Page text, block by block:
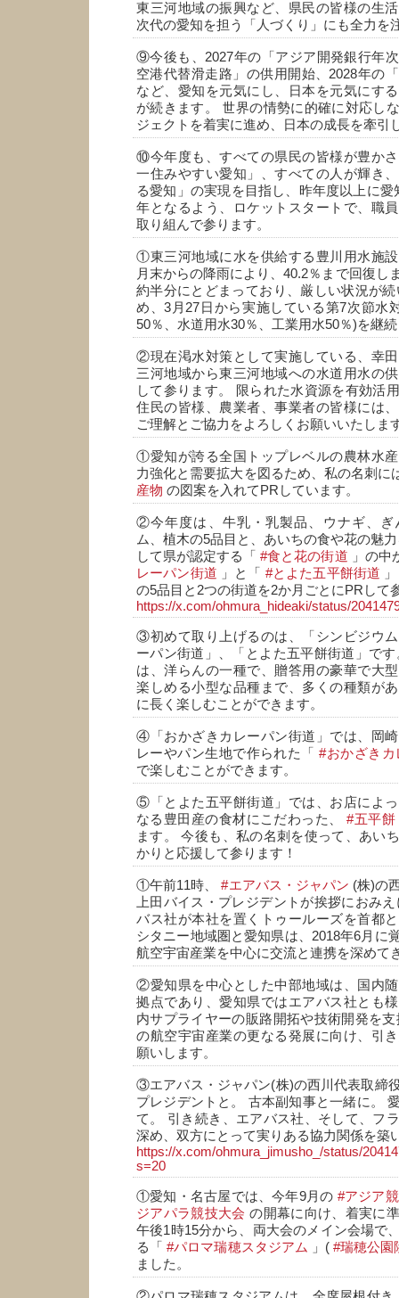
東三河地域の振興など、県民の皆様の生
次代の愛知を担う「人づくり」にも全力を
⑨今後も、2027年の「アジア開発銀行年
空港代替滑走路」の供用開始、2028年の
など、愛知を元気にし、日本を元気にす
が続きます。 世界の情勢に的確に対応し
ジェクトを着実に進め、日本の成長を牽引
⑩今年度も、すべての県民の皆様が豊か
一住みやすい愛知」、すべての人が輝き
る愛知」の実現を目指し、昨年度以上に
年となるよう、ロケットスタートで、職
取り組んで参ります。
①東三河地域に水を供給する豊川用水施
月末からの降雨により、40.2％まで回復し
約半分にとどまっており、厳しい状況が
め、3月27日から実施している第7次節水
50％、水道用水30％、工業用水50％)を継
②現在渇水対策として実施している、幸
三河地域から東三河地域への水道用水の
して参ります。 限られた水資源を有効活
住民の皆様、農業者、事業者の皆様には
ご理解とご協力をよろしくお願いいたしま
①愛知が誇る全国トップレベルの農林水
力強化と需要拡大を図るため、私の名刺に
産物 の図案を入れてPRしています。
②今年度は、牛乳・乳製品、ウナギ、ぎ
ム、植木の5品目と、あいちの食や花の魅
して県が認定する「#食と花の街道 」の中
レーパン街道 」と「 #とよた五平餅街道
の5品目と2つの街道を2か月ごとにPRして
https://x.com/ohmura_hideaki/status/
③初めて取り上げるのは、「シンビジウ
ーパン街道」、「とよた五平餅街道」で
は、洋らんの一種で、贈答用の豪華で大
楽しめる小型な品種まで、多くの種類が
に長く楽しむことができます。
④「おかざきカレーパン街道」では、岡
レーやパン生地で作られた「#おかざきカ
で楽しむことができます。
⑤「とよた五平餅街道」では、お店によ
なる豊田産の食材にこだわった、#五平餅
ます。 今後も、私の名刺を使って、あい
かりと応援して参ります！
①午前11時、#エアバス・ジャパン (株)の
上田バイス・プレジデントが挨拶におみ
バス社が本社を置くトゥールーズを首都
シタニー地域圏と愛知県は、2018年6月に
航空宇宙産業を中心に交流と連携を深めて
②愛知県を中心とした中部地域は、国内
拠点であり、愛知県ではエアバス社とも
内サプライヤーの販路開拓や技術開発を
の航空宇宙産業の更なる発展に向け、引
願いします。
③エアバス・ジャパン(株)の西川代表取締
プレジデントと。 古本副知事と一緒に。
て。 引き続き、エアバス社、そして、フ
深め、双方にとって実りある協力関係を築
https://x.com/ohmura_jimusho_/status/
s=20
①愛知・名古屋では、今年9月の #アジア
ジアパラ競技大会 の開幕に向け、着実に
午後1時15分から、両大会のメイン会場で
る「#パロマ瑞穂スタジアム 」(#瑞穂公園
ました。